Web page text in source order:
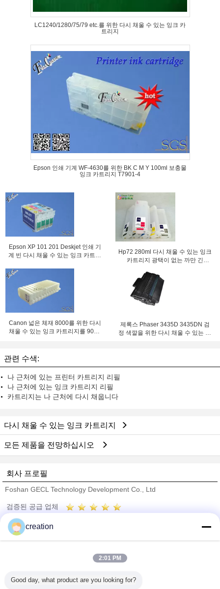
LC1240/1280/75/79 etc.를 위한 다시 채울 수 있는 잉크 카
트리지
Epson 인쇄 기계 WF-4630를 위한 BK C M Y 100ml 보충물
잉크 카트리지 T7901-4
Epson XP 101 201 Deskjet 인쇄 기
계 빈 다시 채울 수 있는 잉크 카트리
Hp72 280ml 다시 채울 수 있는 잉크
카트리지 광택이 없는 까만 긴
Canon 넓은 체재 8000를 위한 다시
채울 수 있는 잉크 카트리지를 9000
제록스 Phaser 3435D 3435DN 검
정 색깔을 위한 다시 채울 수 있는 제
관련 수색:
나 근처에 있는 프린터 카트리지 리필
나 근처에 있는 잉크 카트리지 리필
카트리지는 나 근처에 다시 채웁니다
다시 채울 수 있는 잉크 카트리지
모든 제품을 전망하십시오
회사 프로필
Foshan GECL Technology Development Co., Ltd
검증된 공급 업체
Trust Seal
모든 제품
creation
2:01 PM
Good day, what product are you looking for?